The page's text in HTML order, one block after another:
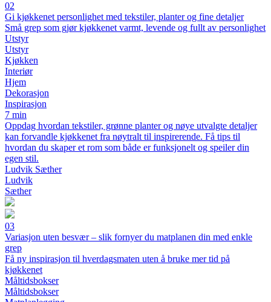
02
Gi kjøkkenet personlighet med tekstiler, planter og fine detaljer
Små grep som gjør kjøkkenet varmt, levende og fullt av personlighet
Utstyr
Utstyr
Kjøkken
Interiør
Hjem
Dekorasjon
Inspirasjon
7 min
Oppdag hvordan tekstiler, grønne planter og nøye utvalgte detaljer
kan forvandle kjøkkenet fra nøytralt til inspirerende. Få tips til
hvordan du skaper et rom som både er funksjonelt og speiler din
egen stil.
Ludvik Sæther
Ludvik
Sæther
03
Variasjon uten besvær – slik fornyer du matplanen din med enkle
grep
Få ny inspirasjon til hverdagsmaten uten å bruke mer tid på
kjøkkenet
Måltidsbokser
Måltidsbokser